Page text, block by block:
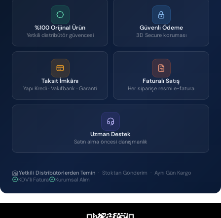
%100 Orijinal Ürün
Yetkili distribütör güvencesi
Güvenli Ödeme
3D Secure koruması
Taksit İmkânı
Yapı Kredi · Vakıfbank · Garanti
Faturalı Satış
Her siparişe resmi e-fatura
Uzman Destek
Satın alma öncesi danışmanlık
Yetkili Distribütörlerden Temin · Stoktan Gönderim · Aynı Gün Kargo
KDV'li Fatura
Kurumsal Alım